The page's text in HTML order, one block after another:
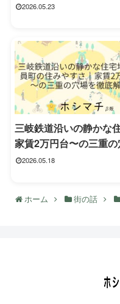
2026.05.23
三岐鉄道沿いの静かな
家賃2万円台〜の三重
2026.05.18
ホーム 街の話